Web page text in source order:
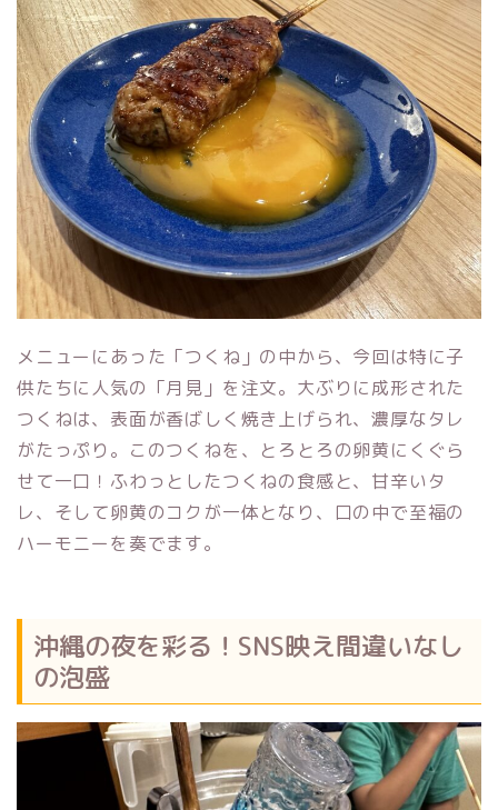
メニューにあった「つくね」の中から、今回は特に子
供たちに人気の「月見」を注文。大ぶりに成形された
つくねは、表面が香ばしく焼き上げられ、濃厚なタレ
がたっぷり。このつくねを、とろとろの卵黄にくぐら
せて一口！ふわっとしたつくねの食感と、甘辛いタ
レ、そして卵黄のコクが一体となり、口の中で至福の
ハーモニーを奏でます。
沖縄の夜を彩る！SNS映え間違いなし
の泡盛